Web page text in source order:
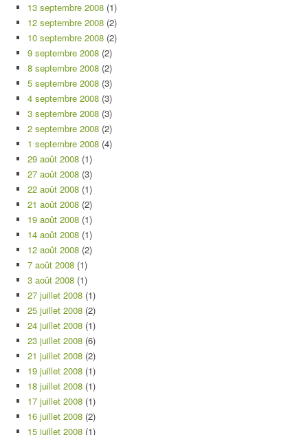
13 septembre 2008 (1)
12 septembre 2008 (2)
10 septembre 2008 (2)
9 septembre 2008 (2)
8 septembre 2008 (2)
5 septembre 2008 (3)
4 septembre 2008 (3)
3 septembre 2008 (3)
2 septembre 2008 (2)
1 septembre 2008 (4)
29 août 2008 (1)
27 août 2008 (3)
22 août 2008 (1)
21 août 2008 (2)
19 août 2008 (1)
14 août 2008 (1)
12 août 2008 (2)
7 août 2008 (1)
3 août 2008 (1)
27 juillet 2008 (1)
25 juillet 2008 (2)
24 juillet 2008 (1)
23 juillet 2008 (6)
21 juillet 2008 (2)
19 juillet 2008 (1)
18 juillet 2008 (1)
17 juillet 2008 (1)
16 juillet 2008 (2)
15 juillet 2008 (1)